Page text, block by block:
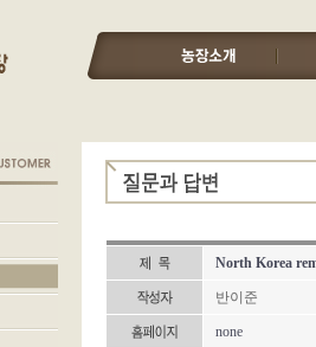
North Korea
반이준
none